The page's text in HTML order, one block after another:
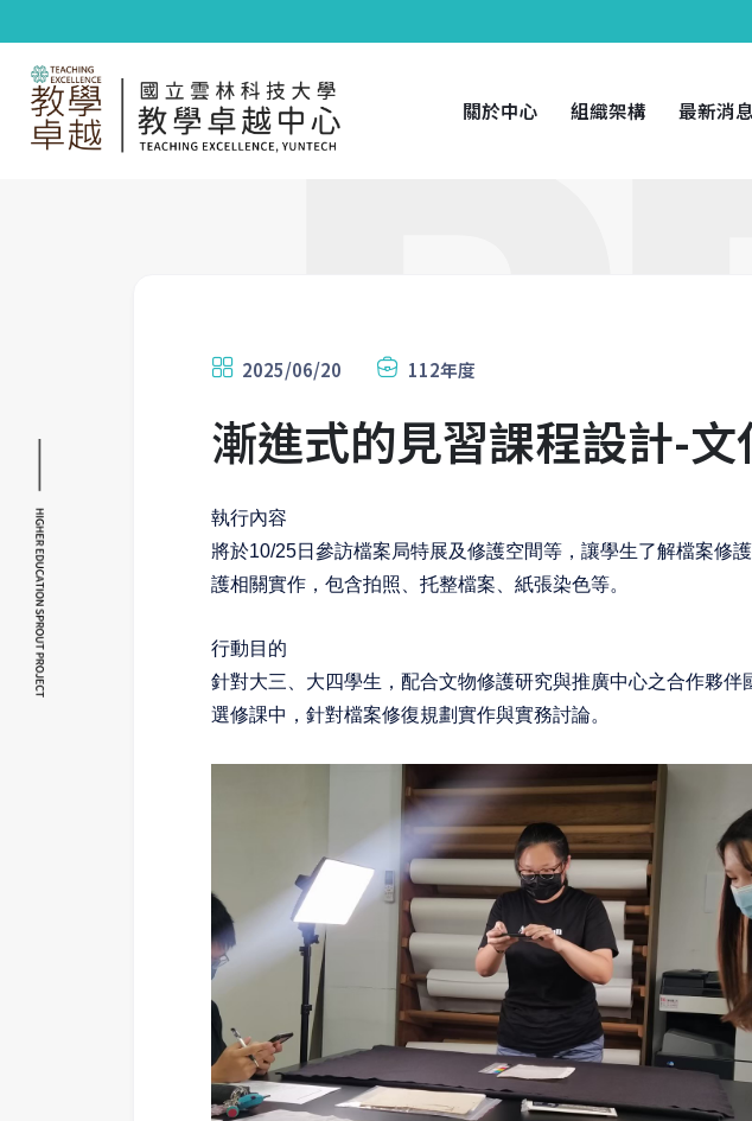
關於中心 組織架構 最新消息
2025/06/20 112年度
漸進式的見習課程設計-
執行內容
將於10/25日參訪檔案局特展及修護空間等，讓學生了解檔案修
護相關實作，包含拍照、托整檔案、紙張染色等。
行動目的
針對大三、大四學生，配合文物修護研究與推廣中心之合作夥
選修課中，針對檔案修復規劃實作與實務討論。